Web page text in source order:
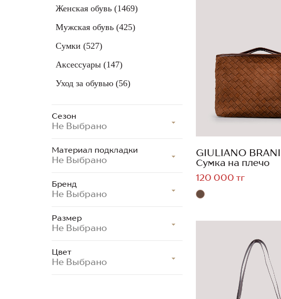
Женская обувь (1469)
Мужская обувь (425)
Сумки (527)
Аксессуары (147)
Уход за обувью (56)
Сезон
Не Выбрано
Материал подкладки
Не Выбрано
Бренд
Не Выбрано
Размер
Не Выбрано
Цвет
Не Выбрано
GIULIANO BRANI
Сумка на плечо
120 000 тг